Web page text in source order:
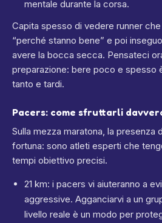
mentale durante la corsa.
Capita spesso di vedere runner
“perché stanno bene” e poi
avere la bocca secca. Pensateci
preparazione: bere poco e spesso
tanto e tardi.
Pacers: come sfruttarli
Sulla mezza maratona, la presenza
fortuna: sono atleti esperti che
tempi obiettivo precisi.
21 km: i pacers vi aiuteranno a
aggressive. Agganciarvi a un
livello reale è un modo per